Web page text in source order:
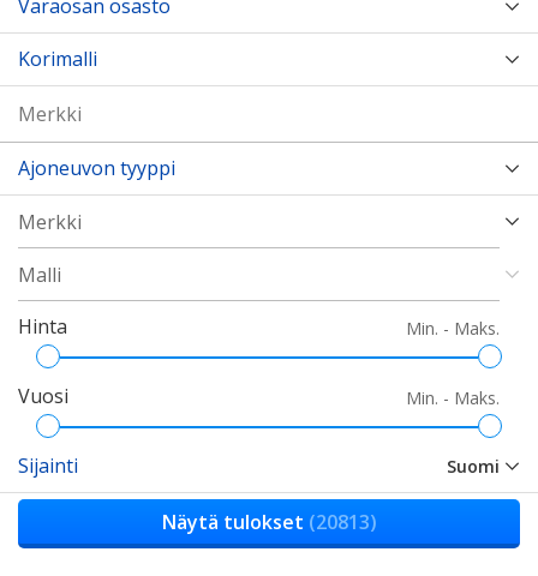
Varaosan osasto
Korimalli
Ajoneuvon tyyppi
Min. - Maks.
Hinta
Min. - Maks.
Vuosi
Suomi
Sijainti
Näytä tulokset (20813)